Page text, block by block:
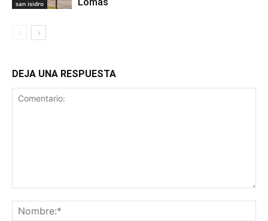
san isidro
DEJA UNA RESPUESTA